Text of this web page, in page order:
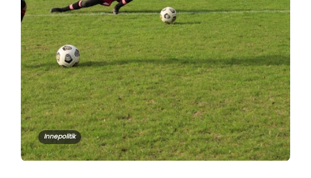
Innepolitik